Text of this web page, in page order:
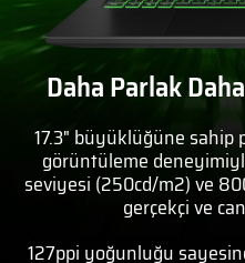
Daha Parlak
17.3" büyüklüğüne
görüntüleme
seviyesi (250cd/m2) ve
gerçekçi ve
127ppi yoğunluğu